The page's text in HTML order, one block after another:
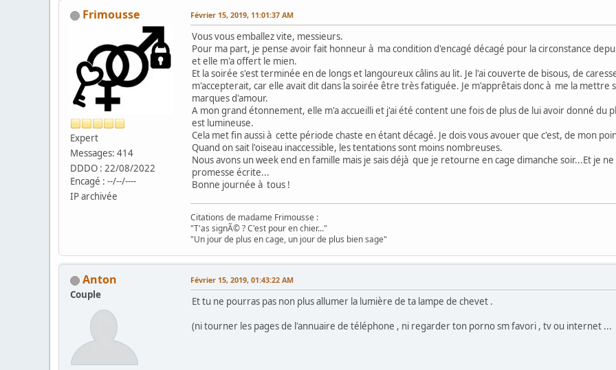
Frimousse
Expert
Messages: 414
DDDO : 22/08/2022
Encagé : --/--/----
IP archivée
Février 15, 2019, 11:01:37 AM
Vous vous emballez vite, messieurs.
Pour ma part, je pense avoir fait honneur à ma condition d'encagé décagé pour la circonstance
et elle m'a offert le mien.
Et la soirée s'est terminée en de longs et langoureux câlins au lit. Je l'ai couverte de bisous, de
m'accepterait, car elle avait dit dans la soirée être très fatiguée. Je m'apprêtais donc à me la mettre
marques d'amour.
A mon grand étonnement, elle m'a accueilli et j'ai été content une fois de plus de lui avoir donné du
est lumineuse.
Cela met fin aussi à cette période chaste en étant décagé. Je dois vous avouer que c'est, de mon
Quand on sait l'oiseau inaccessible, les tentations sont moins nombreuses.
Nous avons un week end en famille mais je sais déjà que je retourne en cage dimanche soir...Et je
promesse écrite...
Bonne journée à tous !
Citations de madame Frimousse :
"T'as signÃ© ? C'est pour en chier..."
"Un jour de plus en cage, un jour de plus bien sage"
Anton
Couple
Février 15, 2019, 01:43:22 AM
Et tu ne pourras pas non plus allumer la lumière de ta lampe de chevet .
(ni tourner les pages de l'annuaire de téléphone , ni regarder ton porno sm favori , tv ou internet